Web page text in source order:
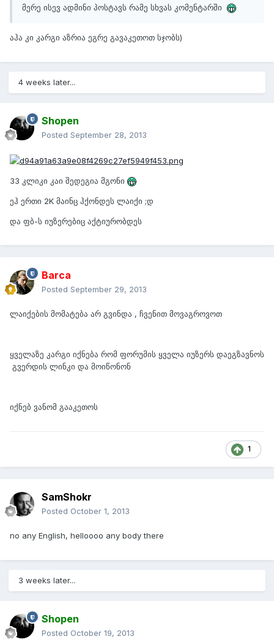
მერე ისევ ადმინი პოსტავს რამე სხვას კომენტარში
აჰა კი კარგი აზრია ეგრე გავაკეთოთ სჯობს)
4 weeks later...
Shopen
Posted September 28, 2013
33 კლიკი კაი შედეგია მგონი
ეჰ ერთი 2K მაინც ჰქონდეს ლაიქი ;დ
და ფბ-ს იუზერებიც აქტიურობდეს
Barca
Posted September 29, 2013
ლაიქების მომატება არ გვინდა , ჩვენით მოვაგროვოთ
ყველაზე კარგი იქნება რომ ფორუმის ყველა იუზერს დაეგზავნოს
გვერდის ლინკი და მოიწონონ
იქნებ ვანომ გააკეთოს
1
SamShokr
Posted October 1, 2013
no any English, helloooo any body there
3 weeks later...
Shopen
Posted October 19, 2013